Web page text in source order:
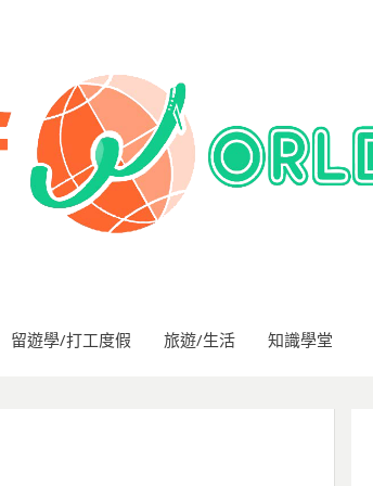
留遊學/打工度假 旅遊/生活 知識學堂